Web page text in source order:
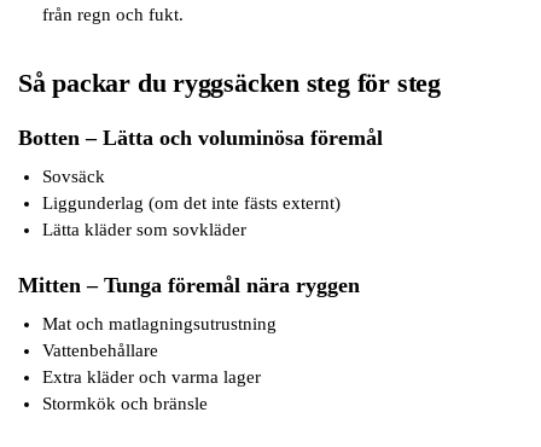
från regn och fukt.
Så packar du ryggsäcken steg för steg
Botten – Lätta och voluminösa föremål
Sovsäck
Liggunderlag (om det inte fästs externt)
Lätta kläder som sovkläder
Mitten – Tunga föremål nära ryggen
Mat och matlagningsutrustning
Vattenbehållare
Extra kläder och varma lager
Stormkök och bränsle